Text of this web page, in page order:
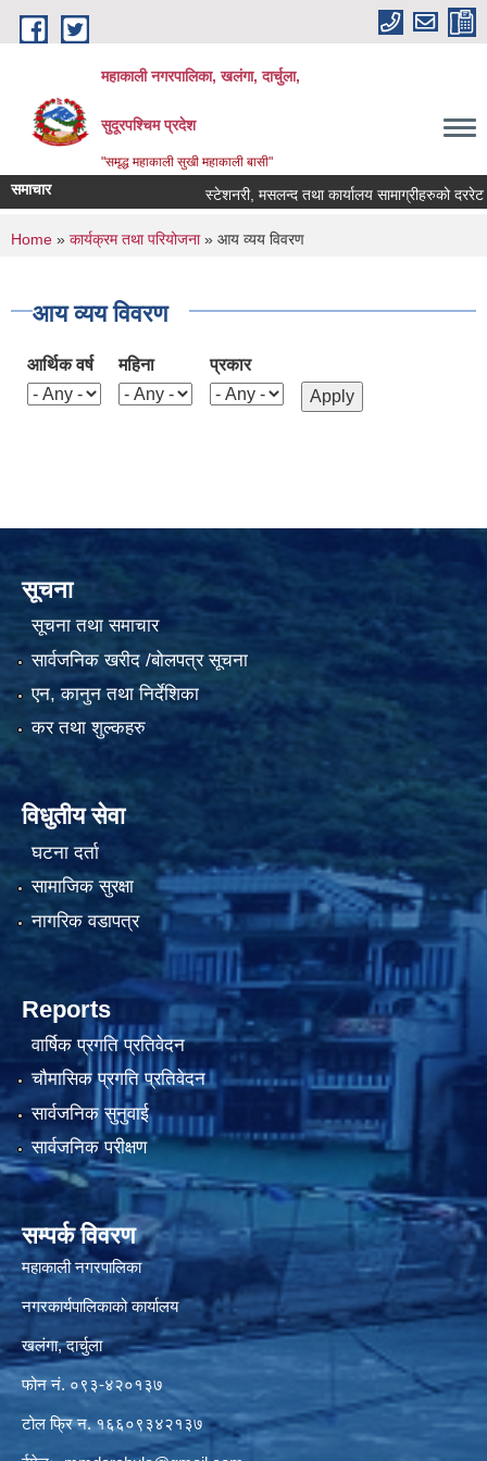
Skip to main content
महाकाली नगरपालिका, खलंगा, दार्चुला,
सुदूरपश्चिम प्रदेश
"समृद्ध महाकाली सुखी महाकाली बासी"
समाचार स्टेशनरी, मसलन्द तथा कार्यालय सामाग्रीहरुको दररेट
You are here
Home » कार्यक्रम तथा परियोजना» आय व्यय विवरण
आय व्यय विवरण
आर्थिक वर्ष महिना प्रकार
सूचना
सूचना तथा समाचार
सार्वजनिक खरीद /बोलपत्र सूचना
एन, कानुन तथा निर्देशिका
कर तथा शुल्कहरु
विधुतीय सेवा
घटना दर्ता
सामाजिक सुरक्षा
नागरिक वडापत्र
Reports
वार्षिक प्रगति प्रतिवेदन
चौमासिक प्रगति प्रतिवेदन
सार्वजनिक सुनुवाई
सार्वजनिक परीक्षण
सम्पर्क विवरण
महाकाली नगरपालिका
नगरकार्यपालिकाको कार्यालय
खलंगा, दार्चुला
फोन नं. ०९३-४२०१३७
टोल फ्रि न. १६६०९३४२१३७